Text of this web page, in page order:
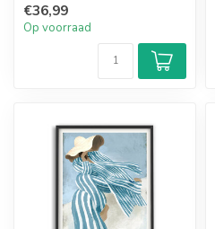
si...
€36,99
Op voorraad